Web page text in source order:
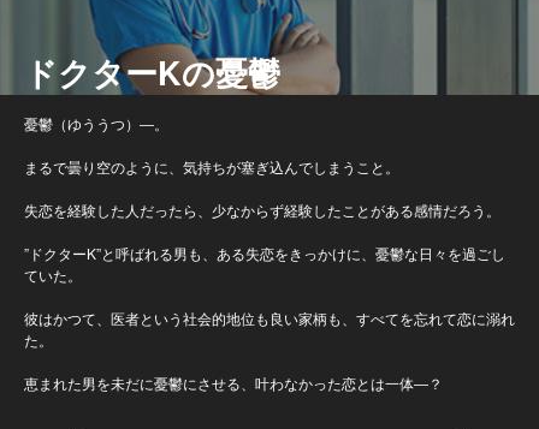
ドクターKの憂鬱
憂鬱（ゆううつ）―。
まるで曇り空のように、気持ちが塞ぎ込んでしまうこと。
失恋を経験した人だったら、少なからず経験したことがある感情だろう。
”ドクターK”と呼ばれる男も、ある失恋をきっかけに、憂鬱な日々を過ごし
ていた。
彼はかつて、医者という社会的地位も良い家柄も、すべてを忘れて恋に溺れ
た。
恵まれた男を未だに憂鬱にさせる、叶わなかった恋とは一体―？